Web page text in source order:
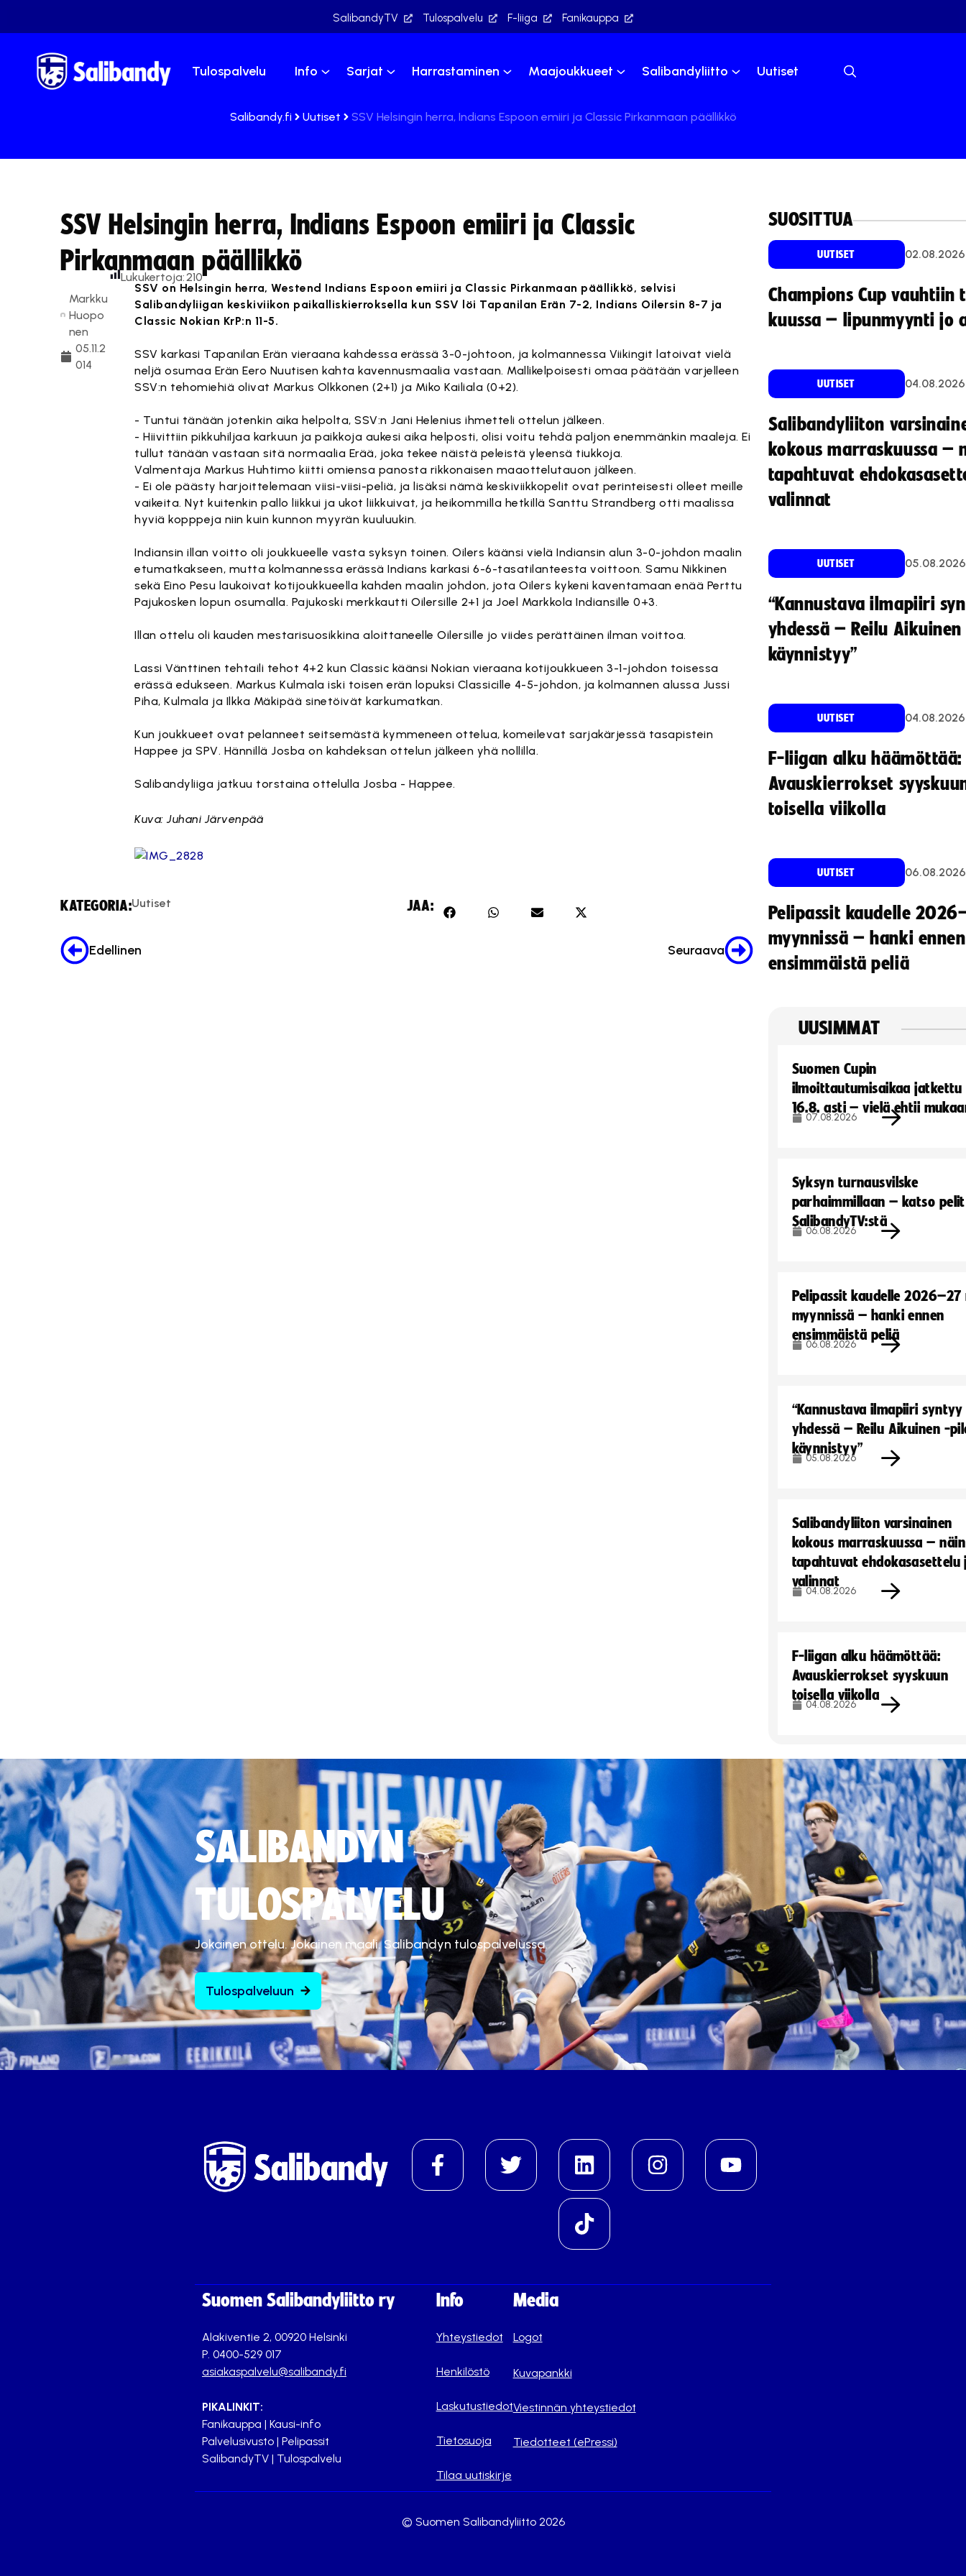
SalibandyTV Tulospalvelu F-liiga Fanikauppa
Tulospalvelu Info Sarjat Harrastaminen Maajoukkueet Salibandyliitto Uutiset
Salibandy.fi Uutiset SSV Helsingin herra, Indians Espoon emiiri ja Classic Pirkanmaan päällikkö
SSV Helsingin herra, Indians Espoon emiiri ja Classic
Pirkanmaan päällikkö
Markku
Huopo
nen
05.11.2
014
Lukukertoja:210
SSV on Helsingin herra, Westend Indians Espoon emiiri ja Classic Pirkanmaan päällikkö, selvisi
Salibandyliigan keskiviikon paikalliskierroksella kun SSV löi Tapanilan Erän 7-2, Indians Oilersin 8-7 ja
Classic Nokian KrP:n 11-5.
SSV karkasi Tapanilan Erän vieraana kahdessa erässä 3-0-johtoon, ja kolmannessa Viikingit latoivat vielä
neljä osumaa Erän Eero Nuutisen kahta kavennusmaalia vastaan. Mallikelpoisesti omaa päätään varjelleen
SSV:n tehomiehiä olivat Markus Olkkonen (2+1) ja Miko Kailiala (0+2).
- Tuntui tänään jotenkin aika helpolta, SSV:n Jani Helenius ihmetteli ottelun jälkeen.
- Hiivittiin pikkuhiljaa karkuun ja paikkoja aukesi aika helposti, olisi voitu tehdä paljon enemmänkin maaleja. Ei
tullut tänään vastaan sitä normaalia Erää, joka tekee näistä peleistä yleensä tiukkoja.
Valmentaja Markus Huhtimo kiitti omiensa panosta rikkonaisen maaottelutauon jälkeen.
- Ei ole päästy harjoittelemaan viisi-viisi-peliä, ja lisäksi nämä keskiviikkopelit ovat perinteisesti olleet meille
vaikeita. Nyt kuitenkin pallo liikkui ja ukot liikkuivat, ja heikommilla hetkillä Santtu Strandberg otti maalissa
hyviä kopppeja niin kuin kunnon myyrän kuuluukin.
Indiansin illan voitto oli joukkueelle vasta syksyn toinen. Oilers käänsi vielä Indiansin alun 3-0-johdon maalin
etumatkakseen, mutta kolmannessa erässä Indians karkasi 6-6-tasatilanteesta voittoon. Samu Nikkinen
sekä Eino Pesu laukoivat kotijoukkueella kahden maalin johdon, jota Oilers kykeni kaventamaan enää Perttu
Pajukosken lopun osumalla. Pajukoski merkkautti Oilersille 2+1 ja Joel Markkola Indiansille 0+3.
Illan ottelu oli kauden mestarisuosikkina aloittaneelle Oilersille jo viides perättäinen ilman voittoa.
Lassi Vänttinen tehtaili tehot 4+2 kun Classic käänsi Nokian vieraana kotijoukkueen 3-1-johdon toisessa
erässä edukseen. Markus Kulmala iski toisen erän lopuksi Classicille 4-5-johdon, ja kolmannen alussa Jussi
Piha, Kulmala ja Ilkka Mäkipää sinetöivät karkumatkan.
Kun joukkueet ovat pelanneet seitsemästä kymmeneen ottelua, komeilevat sarjakärjessä tasapistein
Happee ja SPV. Hännillä Josba on kahdeksan ottelun jälkeen yhä nollilla.
Salibandyliiga jatkuu torstaina ottelulla Josba - Happee.
Kuva: Juhani Järvenpää
KATEGORIA:Uutiset JAA:
Edellinen Seuraava
SUOSITTUA
UUTISET 02.08.2026
Champions Cup vauhtiin
kuussa – lipunmyynti jo
UUTISET 04.08.2026
Salibandyliiton
kokous marraskuussa –
tapahtuvat
valinnat
UUTISET 05.08.2026
“Kannustava ilmapiiri
yhdessä – Reilu
käynnistyy”
UUTISET 04.08.2026
F-liigan alku häämöttää:
Avauskierrokset
toisella viikolla
UUTISET 06.08.2026
Pelipassit kaudelle
myynnissä – hanki ennen
ensimmäistä peliä
UUSIMMAT
Suomen Cupin
ilmoittautumisaikaa jatkettu
16.8. asti – vielä ehtii
07.08.2026
Syksyn turnausvilske
parhaimmillaan – katso pelit
SalibandyTV:stä
06.08.2026
Pelipassit kaudelle
myynnissä – hanki ennen
ensimmäistä peliä
06.08.2026
“Kannustava ilmapiiri syntyy
yhdessä – Reilu Aikuinen -
käynnistyy”
05.08.2026
Salibandyliiton varsinainen
kokous marraskuussa – näin
tapahtuvat ehdokasasettelu
valinnat
04.08.2026
F-liigan alku häämöttää:
Avauskierrokset syyskuun
toisella viikolla
04.08.2026
SALIBANDYN
TULOSPALVELU
Jokainen ottelu. Jokainen maali. Salibandyn tulospalvelussa.
Tulospalveluun
Suomen Salibandyliitto ry
Alakiventie 2, 00920 Helsinki
P. 0400-529 017
asiakaspalvelu@salibandy.fi
PIKALINKIT:
Fanikauppa | Kausi-info
Palvelusivusto | Pelipassit
SalibandyTV | Tulospalvelu
Info
Yhteystiedot
Henkilöstö
Laskutustiedot
Tietosuoja
Tilaa uutiskirje
Media
Logot
Kuvapankki
Viestinnän yhteystiedot
Tiedotteet (ePressi)
© Suomen Salibandyliitto 2026